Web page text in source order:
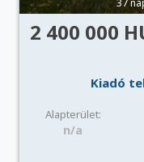
2 400 000
Kiadó
Alapterület:
n/a